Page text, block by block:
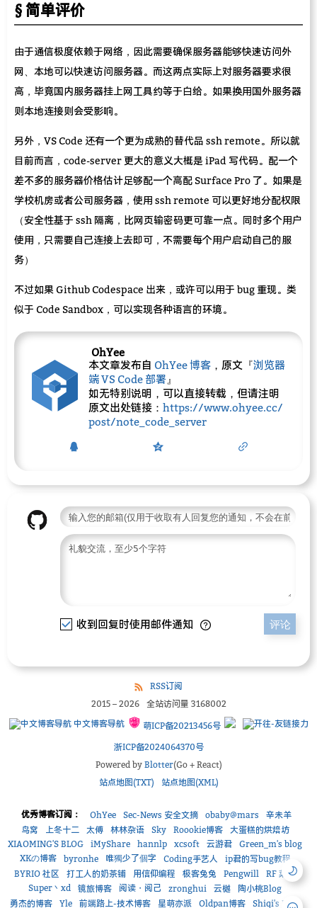
简单评价
由于通信极度依赖于网络，因此需要确保服务器能够快速访问外
网、本地可以快速访问服务器。而这两点实际上对服务器要求很
高，毕竟国内服务器挂上网工具约等于白给。如果换用国外服务器
则本地连接则会受影响。
另外，VS Code 还有一个更为成熟的替代品 ssh remote。所以就
目前而言，code-server 更大的意义大概是 iPad 写代码。配一个
差不多的服务器价格估计足够配一个高配 Surface Pro 了。如果是
学校机房或者公司服务器，使用 ssh remote 可以更好地分配权限
（安全性基于 ssh 隔离，比网页输密码更可靠一点。同时多个用户
使用，只需要自己连接上去即可，不需要每个用户启动自己的服
务）
不过如果 Github Codespace 出来，或许可以用于 bug 重现。类
似于 Code Sandbox，可以实现各种语言的环境。
OhYee
本文章发布自 OhYee 博客 ，原文『浏览器
端 VS Code 部署 』
如无特别说明，可以直接转载，但请注明
原文出处链接： https://www.ohyee.cc/
post/note_code_server
收到回复时使用邮件通知 评论
RSS订阅
2015– 2026 全站访问量 3168002
中文博客导航
萌ICP备20213456号
浙ICP备2024064370号
Powered by Blotter(Go + React)
站点地图(TXT)
站点地图(XML)
优秀博客订阅： OhYee Sec-News 安全文摘 obaby@mars
辛未羊
鸟窝
上冬十二 太傅 林林杂语 Sky Roookie博客
大蛋糕的烘焙坊
XIAOMING'S BLOG
iMyShare hannlp xcsoft 云游君
Green_m's blog
XKの博客
byronhe 唯獨少了個字 Coding手艺人
ip君的写bug教程
BYRIO 社区
打工人的奶茶铺 用信仰编程 极客兔兔 Pengwill
RF 菜鸟
Super丶xd
镜旅博客 阅读・阅己 zronghui 云樾
陶小桃Blog
勇杰的博客
Yle 前端路上-技术博客 星萌亦派 Oldpan博客 Shiqi's Blog